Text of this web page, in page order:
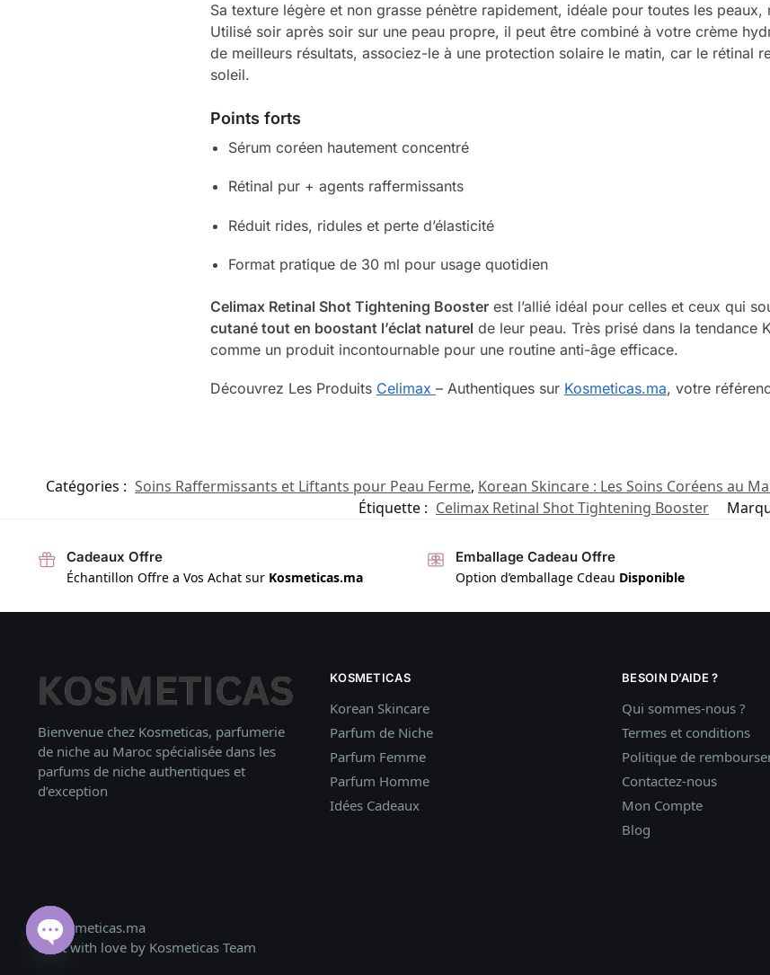
Sa texture légère et non grasse pénètre rapidement, idéale pour toutes les peaux,
Utilisé soir après soir sur une peau propre, il peut être combiné à votre crème
de meilleurs résultats, associez-le à une protection solaire le matin, car le rétinal
soleil.
Points forts
Sérum coréen hautement concentré
Rétinal pur + agents raffermissants
Réduit rides, ridules et perte d’élasticité
Format pratique de 30 ml pour usage quotidien
Celimax Retinal Shot Tightening Boosterest l’allié idéal pour celles et ceux qui
cutané tout en boostant l’éclat naturel de leur peau. Très prisé dans la tendance
comme un produit incontournable pour une routine anti-âge efficace.
Découvrez Les Produits Celimax – Authentiques sur Kosmeticas.ma, votre
Catégories : Soins Raffermissants et Liftants pour Peau Ferme, Korean Skincare : Les Soins Coréens au
Étiquette : Celimax Retinal Shot Tightening Booster
Cadeaux Offre
Échantillon Offre a Vos Achat sur Kosmeticas.ma
Emballage Cadeau Offre
Option d’emballage Cdeau Disponible
Bienvenue chez Kosmeticas, parfumerie
de niche au Maroc spécialisée dans les
parfums de niche authentiques et
d’exception
KOSMETICAS
Korean Skincare
Parfum de Niche
Parfum Femme
Parfum Homme
Idées Cadeaux
BESOIN D’AIDE ?
Qui sommes-nous ?
Termes et conditions
Politique de
Contactez-nous
Mon Compte
Blog
© Kosmeticas.ma
Built with love by Kosmeticas Team